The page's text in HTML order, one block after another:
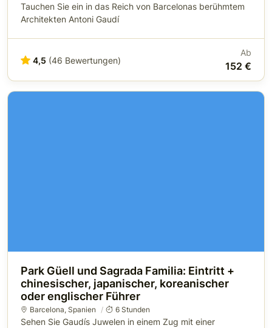
Tauchen Sie ein in das Reich von Barcelonas berühmtem
Architekten Antoni Gaudí
4,5 (46 Bewertungen)
Ab
152 €
Park Güell und Sagrada Familia: Eintritt +
chinesischer, japanischer, koreanischer
oder englischer Führer
Barcelona, Spanien 6 Stunden
Sehen Sie Gaudís Juwelen in einem Zug mit einer